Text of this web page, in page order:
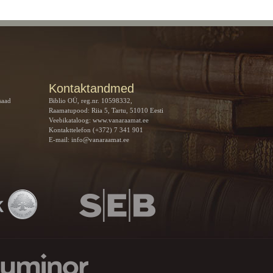
Kontaktandmed
Biblio OÜ, reg.nr. 10598332,
Raamatupood: Riia 5, Tartu, 51010 Eesti
Veebikataloog: www.vanaraamat.ee
Kontakttelefon (+372) 7 341 901
E-mail: info@vanaraamat.ee